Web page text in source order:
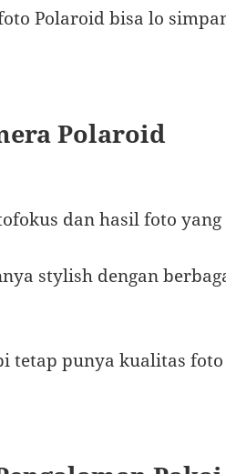
Polaroid bisa lo
Polaroid
dan hasil foto yang
stylish dengan
tetap punya kualitas